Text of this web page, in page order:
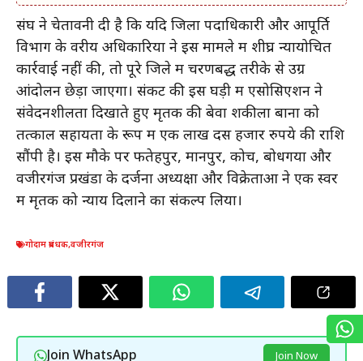
संघ ने चेतावनी दी है कि यदि जिला पदाधिकारी और आपूर्ति
विभाग के वरीय अधिकारियों ने इस मामले में शीघ्र न्यायोचित
कार्रवाई नहीं की, तो पूरे जिले में चरणबद्ध तरीके से उग्र
आंदोलन छेड़ा जाएगा। संकट की इस घड़ी में एसोसिएशन ने
संवेदनशीलता दिखाते हुए मृतक की बेवा शकीला बानों को
तत्काल सहायता के रूप में एक लाख दस हजार रुपये की राशि
सौंपी है। इस मौके पर फतेहपुर, मानपुर, कोच, बोधगया और
वजीरगंज प्रखंडों के दर्जनों अध्यक्षों और विक्रेताओं ने एक स्वर
में मृतक को न्याय दिलाने का संकल्प लिया।
गोदाम प्रबंधक,वजीरगंज
Join WhatsApp Join Now